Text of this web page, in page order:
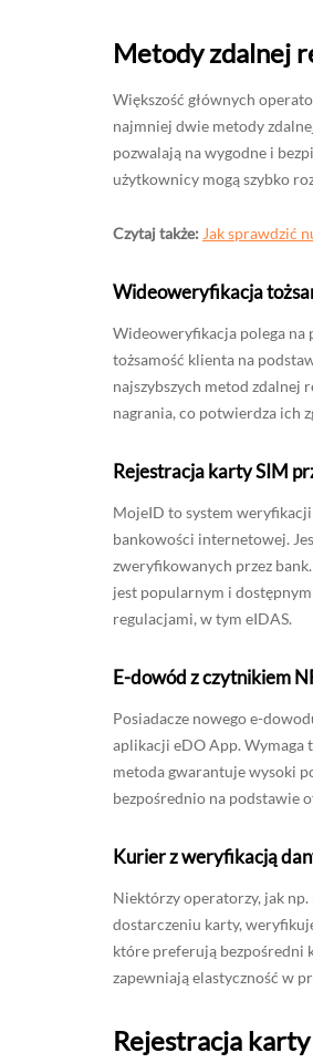
Metody zdalnej
Większość głównych
najmniej dwie metody
pozwalają na wygodne i
użytkownicy mogą szybko
Czytaj także: Jak sprawdzić
Wideoweryfikacja
Wideoweryfikacja polega na
tożsamość klienta na
najszybszych metod zdalnej
nagrania, co potwierdza ich
Rejestracja karty SIM
MojeID to system
bankowości internetowej.
zweryfikowanych przez
jest popularnym i
regulacjami, w tym eIDAS.
E-dowód z czytnikiem
Posiadacze nowego e-
aplikacji eDO App. Wymaga
metoda gwarantuje wysoki
bezpośrednio na podstawie
Kurier z weryfikacją
Niektórzy operatorzy, jak
dostarczeniu karty,
które preferują bezpośredni
zapewniają elastyczność w
Rejestracja